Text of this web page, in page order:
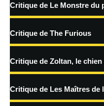
traitées
Critique de Le Monstre du
Critique de The Furious
Critique de Zoltan, le
Critique de Les Maîtres de